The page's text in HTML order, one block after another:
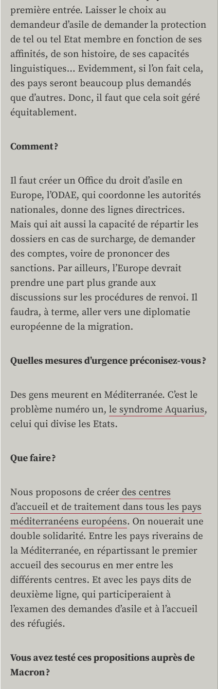
première entrée. Laisser le choix au
demandeur d’asile de demander la protection
de tel ou tel Etat membre en fonction de ses
affinités, de son histoire, de ses capacités
linguistiques… Evidemment, si l’on fait cela,
des pays seront beaucoup plus demandés
que d’autres. Donc, il faut que cela soit géré
équitablement.
Comment ?
Il faut créer un Office du droit d’asile en
Europe, l’ODAE, qui coordonne les autorités
nationales, donne des lignes directrices.
Mais qui ait aussi la capacité de répartir les
dossiers en cas de surcharge, de demander
des comptes, voire de prononcer des
sanctions. Par ailleurs, l’Europe devrait
prendre une part plus grande aux
discussions sur les procédures de renvoi. Il
faudra, à terme, aller vers une diplomatie
européenne de la migration.
Quelles mesures d’urgence préconisez-vous ?
Des gens meurent en Méditerranée. C’est le
problème numéro un, le syndrome Aquarius,
celui qui divise les Etats.
Que faire ?
Nous proposons de créerdes centres
d’accueil et de traitement dans tous les pays
méditerranéens européens. On nouerait une
double solidarité. Entre les pays riverains de
la Méditerranée, en répartissant le premier
accueil des secourus en mer entre les
différents centres. Et avec les pays dits de
deuxième ligne, qui participeraient à
l’examen des demandes d’asile et à l’accueil
des réfugiés.
Vous avez testé ces propositions auprès de
Macron ?